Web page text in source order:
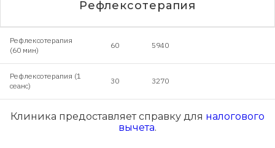
Рефлексотерапия
Рефлексотерапия
(60 мин)
60 5940
Рефлексотерапия (1
сеанс)
30 3270
Клиника предоставляет справку для налогового
вычета.